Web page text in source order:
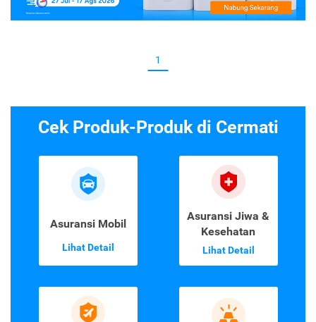
1
Cek Produk-Produk di Cermati
Asuransi Mobil
Lihat Detail
Asuransi Jiwa &
Kesehatan
Lihat Detail